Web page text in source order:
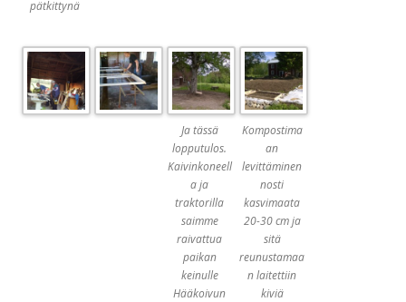
pätkittynä
Ja tässä
lopputulos.
Kaivinkoneell
a ja
traktorilla
saimme
raivattua
paikan
keinulle
Hääkoivun
Kompostima
an
levittäminen
nosti
kasvimaata
20-30 cm ja
sitä
reunustamaa
n laitettiin
kiviä